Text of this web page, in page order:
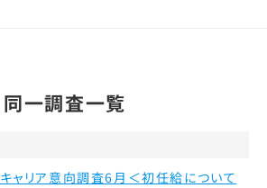
同一調査一覧
ャリア意向調査6月＜初任給について